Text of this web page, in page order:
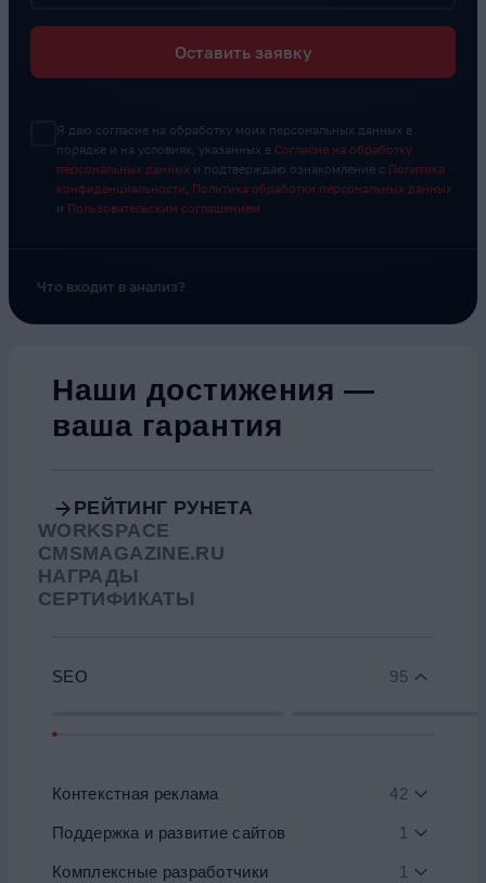
Оставить заявку
Я даю согласие на обработку моих персональных данных в
порядке и на условиях, указанных в Согласие на обработку
персональных данных и подтверждаю ознакомление с Политика
конфиденциальности
Политика обработки персональных данных
и Пользовательским соглашением
Что входит в анализ?
Наши достижения —
ваша гарантия
РЕЙТИНГ РУНЕТА
WORKSPACE
CMSMAGAZINE.RU
НАГРАДЫ
СЕРТИФИКАТЫ
SEO 95
Контекстная реклама 42
Поддержка и развитие сайтов 1
Комплексные разработчики 1